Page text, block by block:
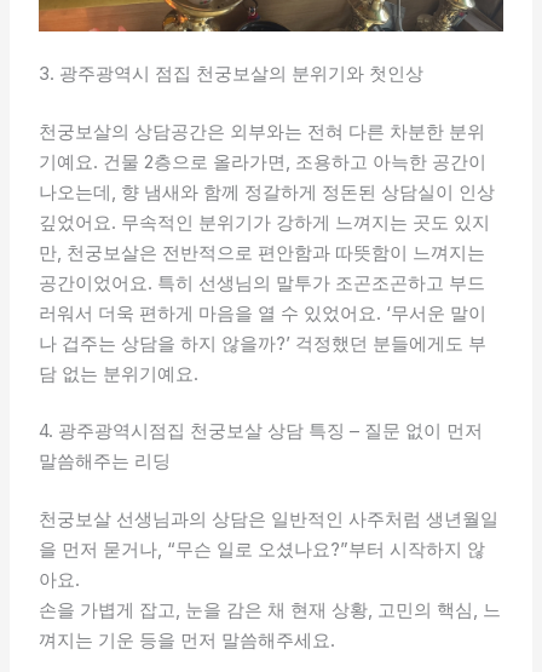
3. 광주광역시 점집 천궁보살의 분위기와 첫인상
천궁보살의 상담공간은 외부와는 전혀 다른 차분한 분위
기예요. 건물 2층으로 올라가면, 조용하고 아늑한 공간이
나오는데, 향 냄새와 함께 정갈하게 정돈된 상담실이 인상
깊었어요. 무속적인 분위기가 강하게 느껴지는 곳도 있지
만, 천궁보살은 전반적으로 편안함과 따뜻함이 느껴지는
공간이었어요. 특히 선생님의 말투가 조곤조곤하고 부드
러워서 더욱 편하게 마음을 열 수 있었어요. ‘무서운 말이
나 겁주는 상담을 하지 않을까?’ 걱정했던 분들에게도 부
담 없는 분위기예요.
4. 광주광역시점집 천궁보살 상담 특징 – 질문 없이 먼저
말씀해주는 리딩
천궁보살 선생님과의 상담은 일반적인 사주처럼 생년월일
을 먼저 묻거나, “무슨 일로 오셨나요?”부터 시작하지 않
아요.
손을 가볍게 잡고, 눈을 감은 채 현재 상황, 고민의 핵심, 느
껴지는 기운 등을 먼저 말씀해주세요.